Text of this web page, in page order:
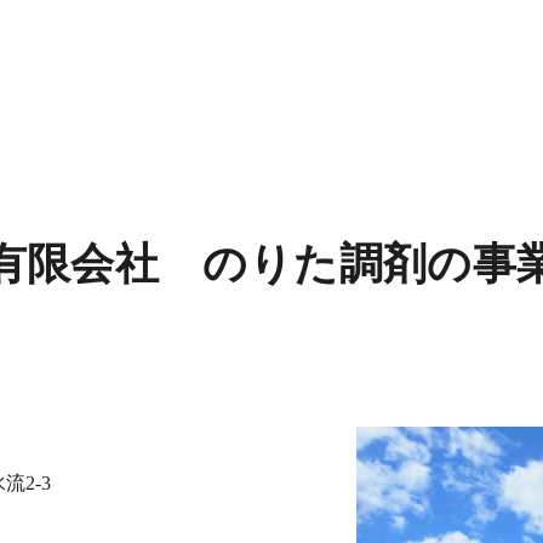
限会社 のりた調剤の事
流2-3